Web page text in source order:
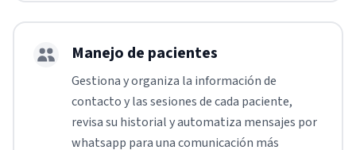
Manejo de pacientes
Gestiona y organiza la información de
contacto y las sesiones de cada paciente,
revisa su historial y automatiza mensajes por
whatsapp para una comunicación más